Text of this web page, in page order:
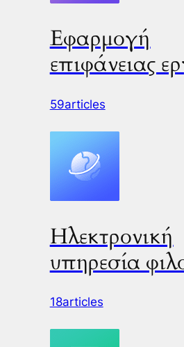
Εφαρμογή
επιφάνειας
59articles
Ηλεκτρονική
υπηρεσία
18articles